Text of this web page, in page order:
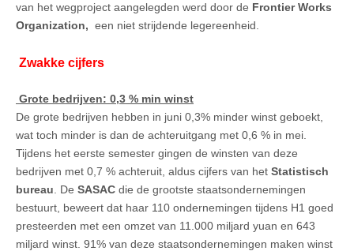
van het wegproject aangelegden werd door de Frontier Works
Organization, een niet strijdende legereenheid.
Zwakke cijfers
Grote bedrijven: 0,3 % min winst
De grote bedrijven hebben in juni 0,3% minder winst geboekt,
wat toch minder is dan de achteruitgang met 0,6 % in mei.
Tijdens het eerste semester gingen de winsten van deze
bedrijven met 0,7 % achteruit, aldus cijfers van het Statistisch
bureau . De SASAC die de grootste staatsondernemingen
bestuurt, beweert dat haar 110 ondernemingen tijdens H1 goed
presteerden met een omzet van 11.000 miljard yuan en 643
miljard winst. 91% van deze staatsondernemingen maken winst